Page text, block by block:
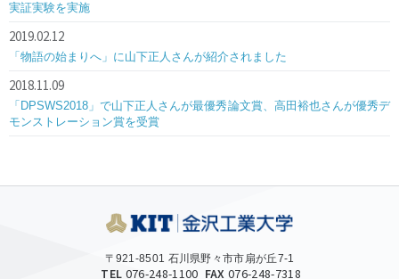
実証実験を実施
2019.02.12
「物語の始まりへ」に山下正人さんが紹介されました
2018.11.09
「DPSWS2018」で山下正人さんが最優秀論文賞、高田裕也さんが優秀デ
モンストレーション賞を受賞
〒921-8501 石川県野々市市扇が丘7-1
TEL 076-248-1100 FAX 076-248-7318